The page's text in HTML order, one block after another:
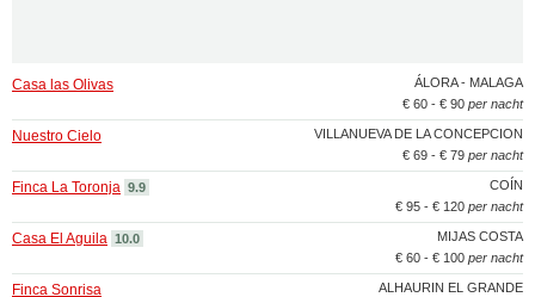
ÁLORA - MALAGA
Casa las Olivas
€ 60 - € 90 per nacht
VILLANUEVA DE LA CONCEPCION
Nuestro Cielo
€ 69 - € 79 per nacht
COÍN
Finca La Toronja 9.9
€ 95 - € 120 per nacht
MIJAS COSTA
Casa El Aguila 10.0
€ 60 - € 100 per nacht
ALHAURIN EL GRANDE
Finca Sonrisa